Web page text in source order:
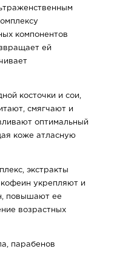
компонентов
ей
косточки и сои,
смягчают и
оптимальный
коже атласную
экстракты
укрепляют и
повышают ее
возрастных
парабенов